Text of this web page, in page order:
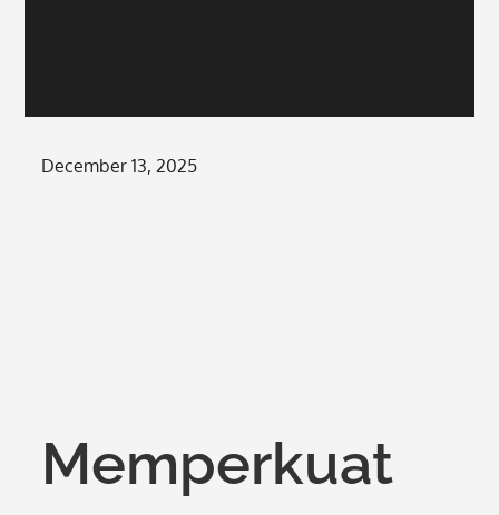
Posted
December 13, 2025
Memperkuat